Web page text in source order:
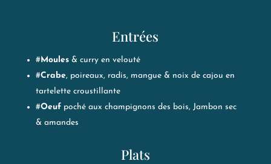
Entrées
#Moules& curry en velouté
#Crabe, poireaux, radis, mangue & noix de cajou en
tartelette croustillante
#Oeufpoché aux champignons des bois, Jambon sec
& amandes
Plats